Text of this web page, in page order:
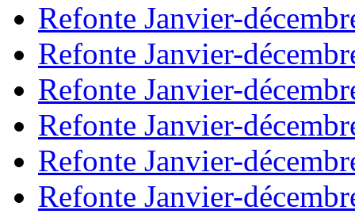
Refonte Janvier-
Refonte Janvier-
Refonte Janvier-
Refonte Janvier-
Refonte Janvier-
Refonte Janvier-